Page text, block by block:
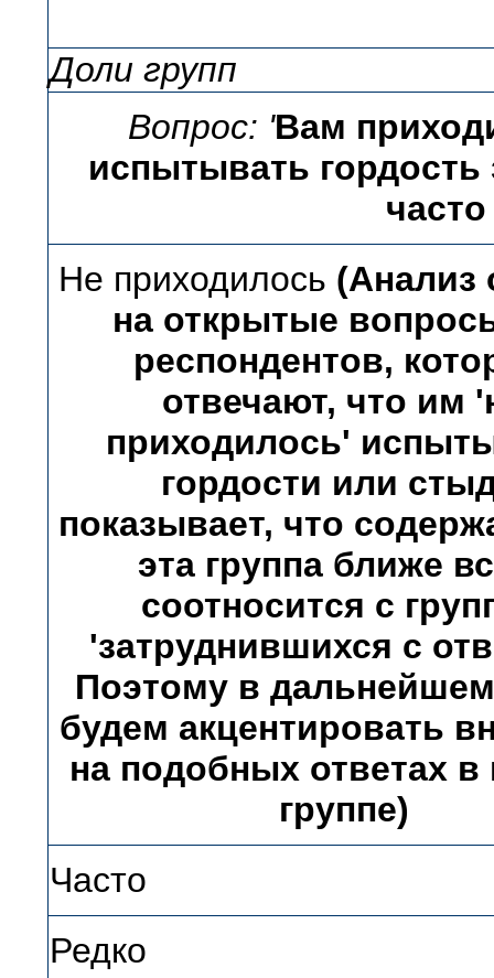
Доли групп
Вопрос: 'Вам
испытывать гордость
Не приходилось (Анализ
на открытые
респондентов,
отвечают, что им
приходилось'
гордости или
показывает, что
эта группа ближе
соотносится с
'затруднившихся с
Поэтому в
будем акцентировать
на подобных ответах в
группе)
Часто
Редко